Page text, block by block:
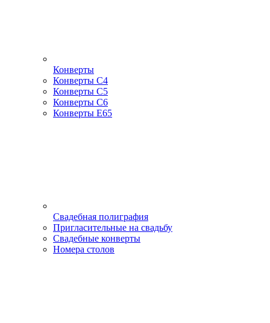
Конверты
Конверты С4
Конверты С5
Конверты С6
Конверты Е65
Свадебная полиграфия
Пригласительные на свадьбу
Свадебные конверты
Номера столов